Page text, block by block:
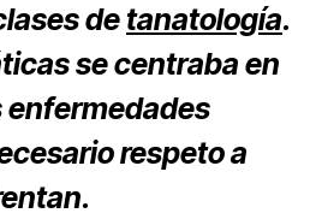
detanatología.
se centraba en
enfermedades
respeto a